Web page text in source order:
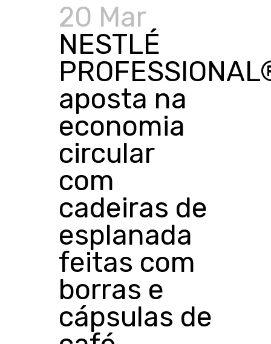
20 Mar
NESTLÉ
aposta na
economia
circular
com
cadeiras de
esplanada
feitas com
borras e
cápsulas de